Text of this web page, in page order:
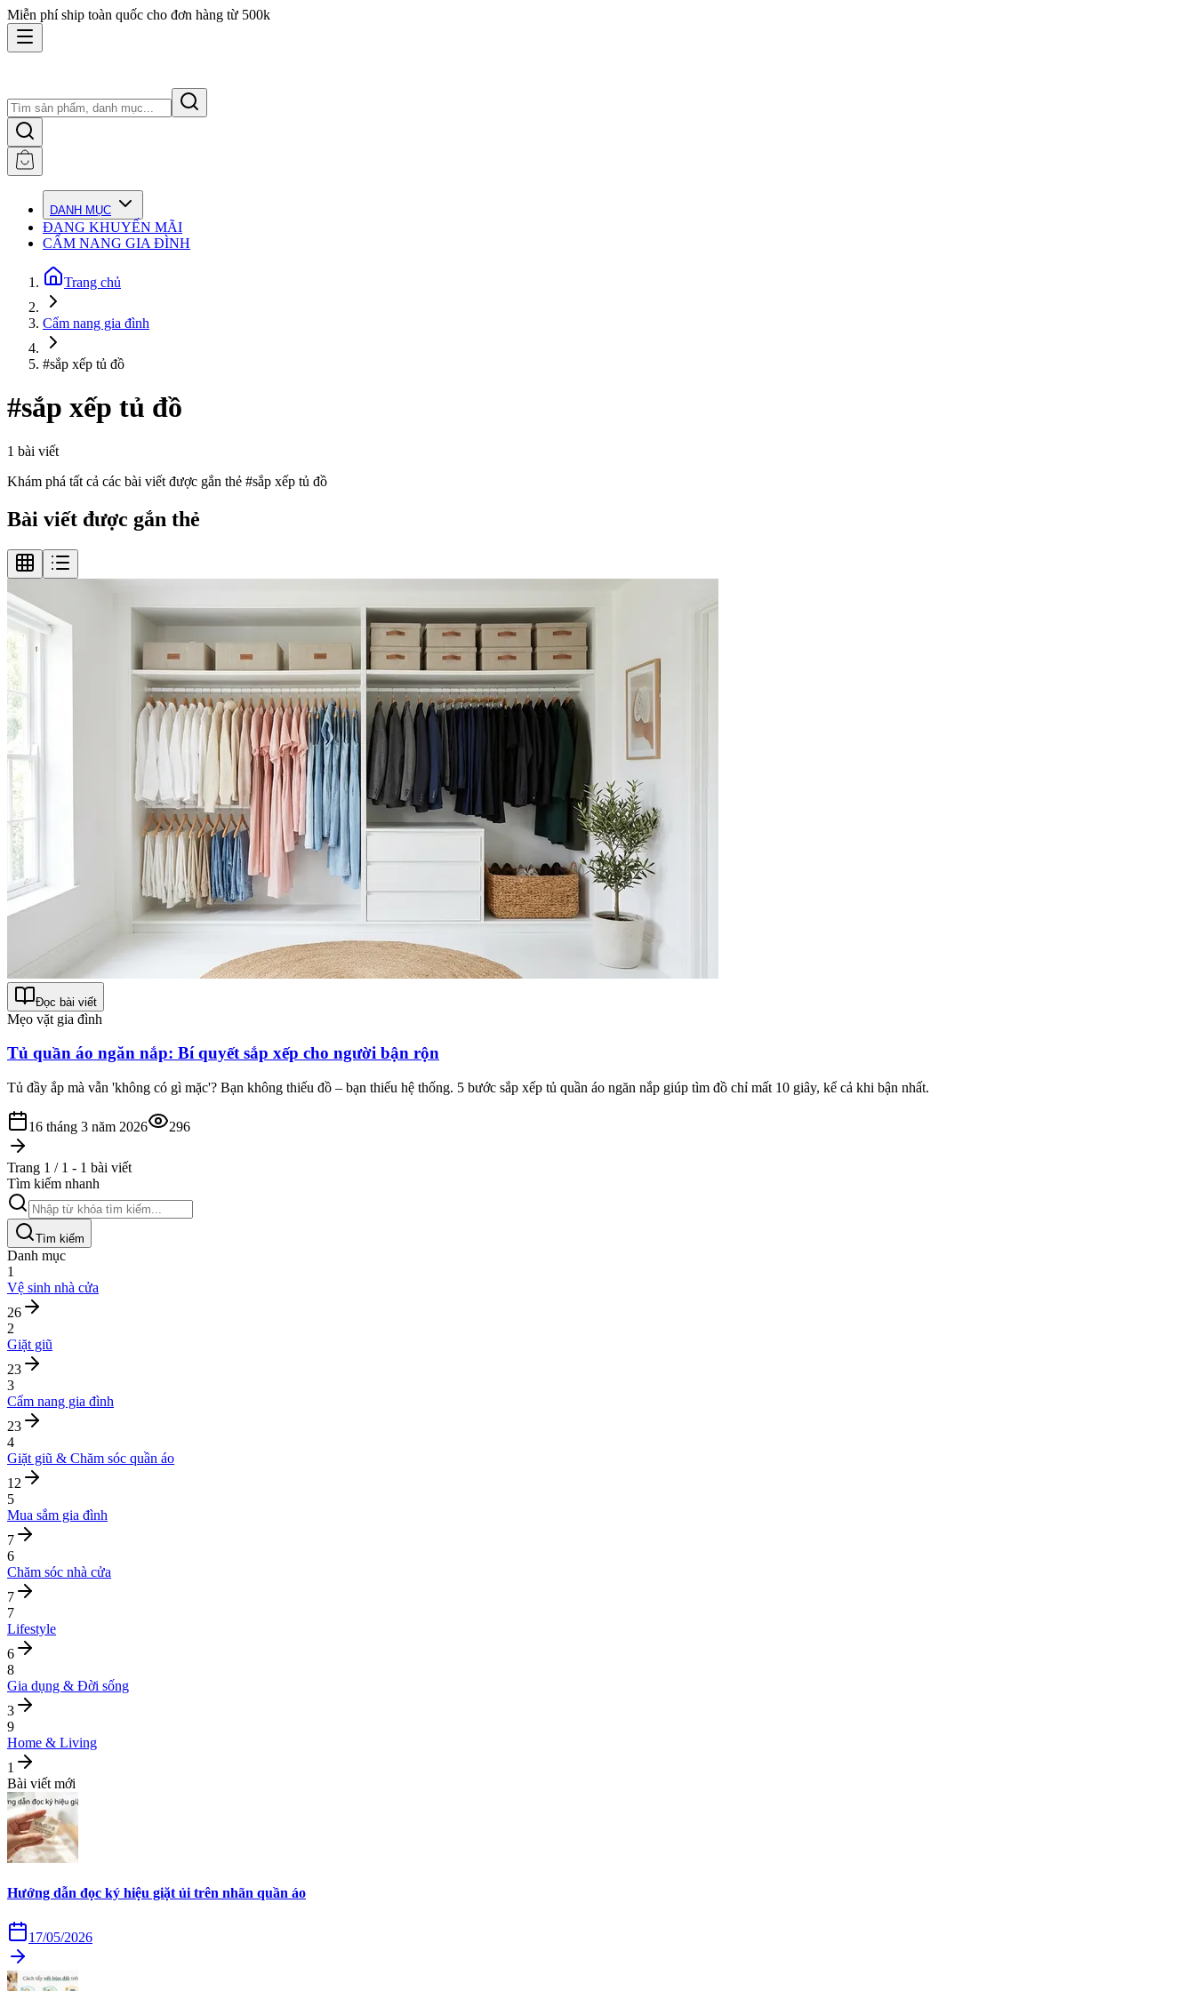
Miễn phí ship toàn quốc cho đơn hàng từ 500k
DANH MỤC
ĐANG KHUYẾN MÃI
CẨM NANG GIA ĐÌNH
Trang chủ
Cẩm nang gia đình
#sắp xếp tủ đồ
#sắp xếp tủ đồ
1 bài viết
Khám phá tất cả các bài viết được gắn thẻ #sắp xếp tủ đồ
Bài viết được gắn thẻ
Đọc bài viết
Mẹo vặt gia đình
Tủ quần áo ngăn nắp: Bí quyết sắp xếp cho người bận rộn
Tủ đầy ắp mà vẫn 'không có gì mặc'? Bạn không thiếu đồ – bạn thiếu hệ thống. 5 bước sắp xếp tủ quần áo ngăn nắp giúp tìm đồ chỉ mất 10 giây, kể cả khi bận nhất.
16 tháng 3 năm 2026 296
Trang 1 / 1 - 1 bài viết
Tìm kiếm nhanh
Tìm kiếm
Danh mục
1
Vệ sinh nhà cửa
26
2
Giặt giũ
23
3
Cẩm nang gia đình
23
4
Giặt giũ & Chăm sóc quần áo
12
5
Mua sắm gia đình
7
6
Chăm sóc nhà cửa
7
7
Lifestyle
6
8
Gia dụng & Đời sống
3
9
Home & Living
1
Bài viết mới
Hướng dẫn đọc ký hiệu giặt ủi trên nhãn quần áo
17/05/2026